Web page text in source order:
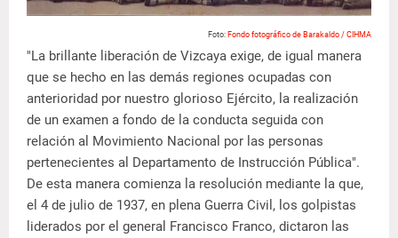
Foto: Fondo fotográfico de Barakaldo / CIHMA
"La brillante liberación de Vizcaya exige, de igual manera
que se hecho en las demás regiones ocupadas con
anterioridad por nuestro glorioso Ejército, la realización
de un examen a fondo de la conducta seguida con
relación al Movimiento Nacional por las personas
pertenecientes al Departamento de Instrucción Pública".
De esta manera comienza la resolución mediante la que,
el 4 de julio de 1937, en plena Guerra Civil, los golpistas
liderados por el general Francisco Franco, dictaron las